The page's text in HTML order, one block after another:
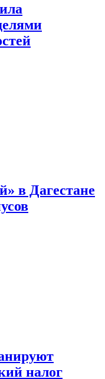
в Дагестане
налог